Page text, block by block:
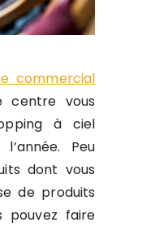
commercial
centre vous
à ciel
Peu
dont vous
de produits
pouvez faire